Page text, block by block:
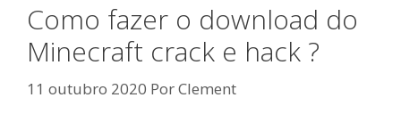
Como fazer o download do
Minecraft crack e hack ?
11 outubro 2020 PorClement